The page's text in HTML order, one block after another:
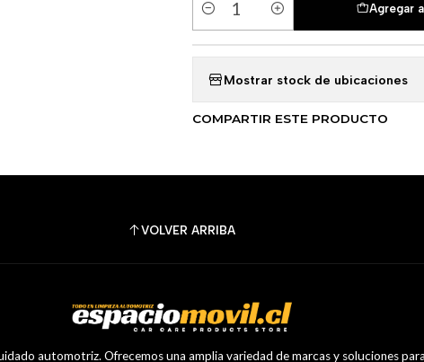
Cantidad
Agregar
Mostrar stock de ubicaciones
COMPARTIR ESTE PRODUCTO
VOLVER ARRIBA
automotriz. Ofrecemos una amplia variedad de marcas y soluciones